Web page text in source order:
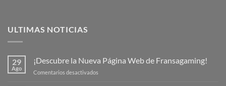
ULTIMAS NOTICIAS
29
Ago
¡Descubre la Nueva Página Web de Fransagaming!
Comentarios desactivados